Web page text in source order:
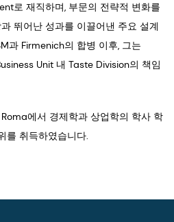
로 재직하며, 부문의 전략적 변화를
뛰어난 성과를 이끌어낸 주요 설계
과 Firmenich의 합병 이후, 그는
Unit 내 Taste Division의 책임
에서 경제학과 상업학의 학사 학
를 취득하였습니다.